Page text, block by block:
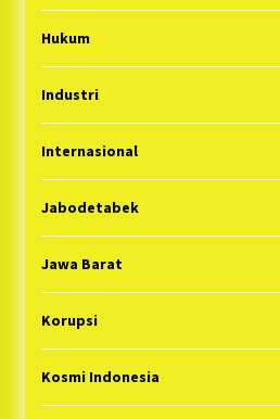
Hukum
Industri
Internasional
Jabodetabek
Jawa Barat
Korupsi
Kosmi Indonesia